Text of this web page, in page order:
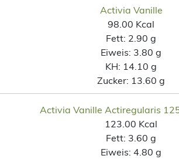
Activia Vanille
98.00 Kcal
Fett: 2.90 g
Eiweis: 3.80 g
KH: 14.10 g
Zucker: 13.60 g
Activia Vanille Actiregularis
123.00 Kcal
Fett: 3.60 g
Eiweis: 4.80 g